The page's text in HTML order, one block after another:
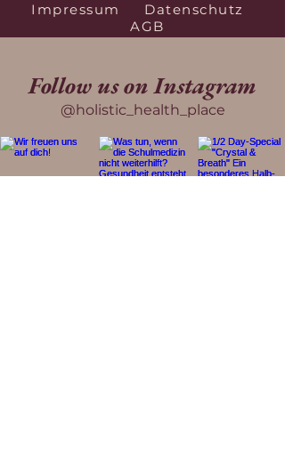
Impressum
Datenschutz
AGB
Follow us on Instagram
@holistic_health_place